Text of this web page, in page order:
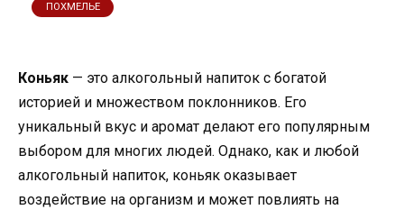
ПОХМЕЛЬЕ
Коньяк — это алкогольный напиток с богатой
историей и множеством поклонников. Его
уникальный вкус и аромат делают его популярным
выбором для многих людей. Однако, как и любой
алкогольный напиток, коньяк оказывает
воздействие на организм и может повлиять на